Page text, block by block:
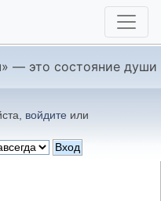
— это состояние души
войдите или